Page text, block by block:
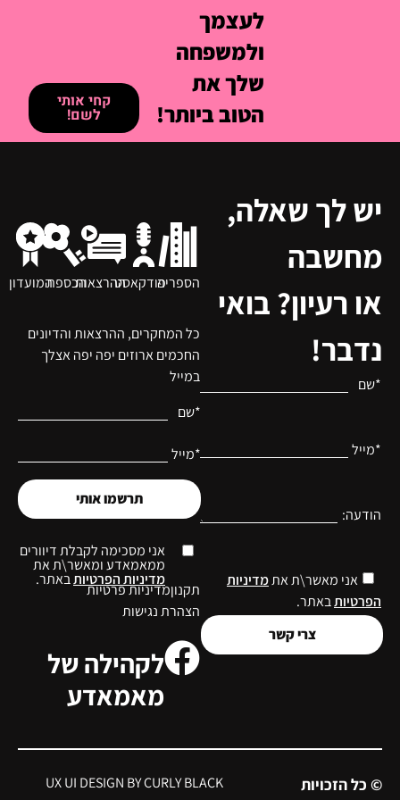
בטוחה
הידע
המחקרי
הזה עוזר
לך
בתכל'ס?
הצטרפי
למועדון
להפוך את
הידע המדעי
מעשיים
שיעזרו לך
ביום-יום עם
הילדים.
הצטרפי
עכשיו ותני
לעצמך
ולמשפחה
שלך את
הטוב ביותר!
קחי אותי
מחשבה
הספריהפודקאסטההרצאותהכספתהמועדון